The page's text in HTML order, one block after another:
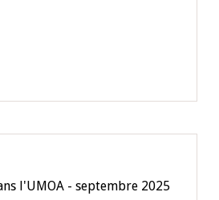
l'UMOA - septembre 2025